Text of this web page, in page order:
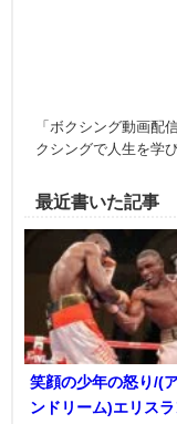
「ボクシング動画配
クシングで人生を学
最近書いた記事
笑顔の少年の怒り/(
ンドリーム)エリスラ